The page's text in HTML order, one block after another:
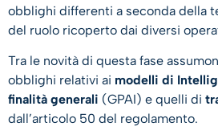
obblighi differenti a seconda della
del ruolo ricoperto dai diversi
Tra le novità di questa fase
obblighi relativi ai modelli di
finalità generali (GPAI) e quelli di
dall’articolo 50 del regolamento.